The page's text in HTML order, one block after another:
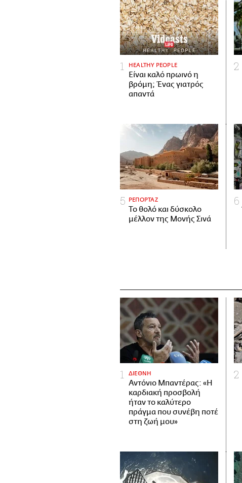
HEALTHY PEOPLE
Είναι καλό πρωινό η
βρόμη; Ένας γιατρός
απαντά
ΡΕΠΟΡΤΑΖ
Το θολό και δύσκολο
μέλλον της Μονής Σινά
ΔΙΕΘΝΗ
Αντόνιο Μπαντέρας: «Η
καρδιακή προσβολή
ήταν το καλύτερο
πράγμα που συνέβη ποτέ
στη ζωή μου»